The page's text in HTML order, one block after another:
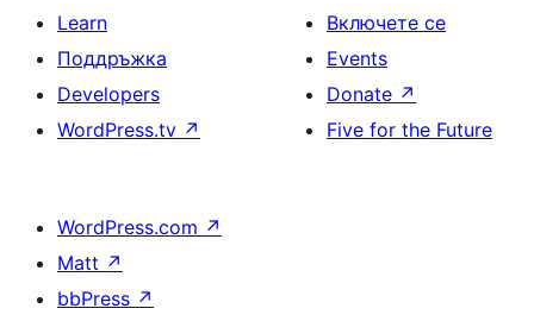
Learn
Поддръжка
Developers
WordPress.tv ↗
Включете се
Events
Donate ↗
Five for the Future
WordPress.com ↗
Matt ↗
bbPress ↗